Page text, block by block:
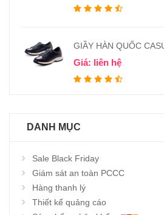
GIẦY HÀN QUỐC
Giá: liên hệ
DANH MỤC
Sale Black Friday
Giám sát an toàn PCCC
Hàng thanh lý
Thiết kế quảng cáo